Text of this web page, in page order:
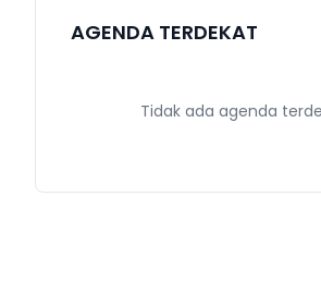
AGENDA TERDEKAT
Tidak ada agenda